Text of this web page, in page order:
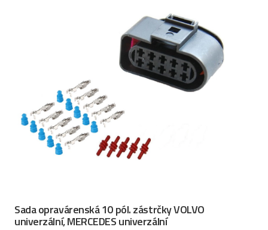
Sada opravárenská 10 pól. zástrčky VOLVO
univerzální, MERCEDES univerzální